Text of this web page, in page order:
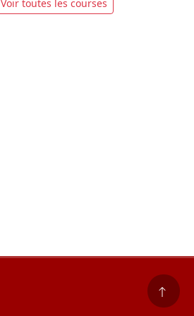
Voir toutes les courses